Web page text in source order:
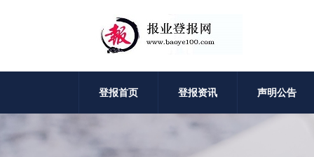
登报首页 登报资讯 声明公告